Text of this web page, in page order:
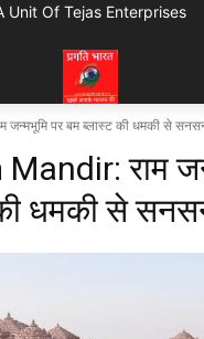
Unit Of Tejas Enterprises
जन्मभूमि पर बम ब्लास्ट की धमकी से
राम
धमकी से